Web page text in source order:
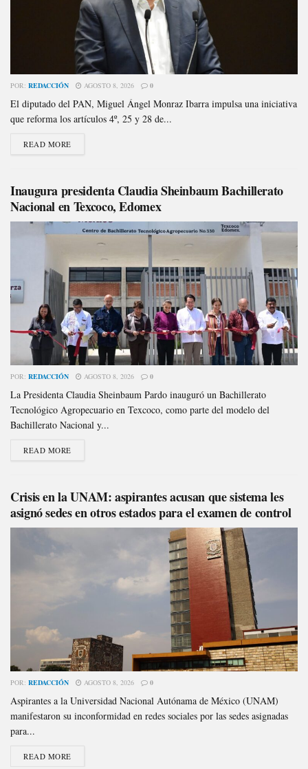
POR: REDACCIÓN AGOSTO 8, 2026 0
El diputado del PAN, Miguel Ángel Monraz Ibarra impulsa una iniciativa
que reforma los artículos 4º, 25 y 28 de...
READ MORE
Inaugura presidenta Claudia Sheinbaum Bachillerato
Nacional en Texcoco, Edomex
POR: REDACCIÓN AGOSTO 8, 2026 0
La Presidenta Claudia Sheinbaum Pardo inauguró un Bachillerato
Tecnológico Agropecuario en Texcoco, como parte del modelo del
Bachillerato Nacional y...
READ MORE
Crisis en la UNAM: aspirantes acusan que sistema les
asignó sedes en otros estados para el examen de control
POR: REDACCIÓN AGOSTO 8, 2026 0
Aspirantes a la Universidad Nacional Autónama de México (UNAM)
manifestaron su inconformidad en redes sociales por las sedes asignadas
para...
READ MORE